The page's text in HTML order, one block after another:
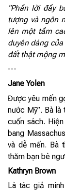
“Phần lời đầy
tượng và ngôn
lên một tầm
duyên dáng
đất thật mộng
---
Jane Yolen
Được yêu mến
nước Mỹ”. Bà
cuốn sách.
bang
và dễ mến. Bà
thăm bạn bè
Kathryn Brown
Là tác giả